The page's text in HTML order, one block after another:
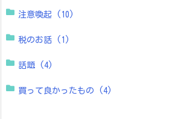
注意喚起 (10)
税のお話 (1)
話題 (4)
買って良かったもの (4)